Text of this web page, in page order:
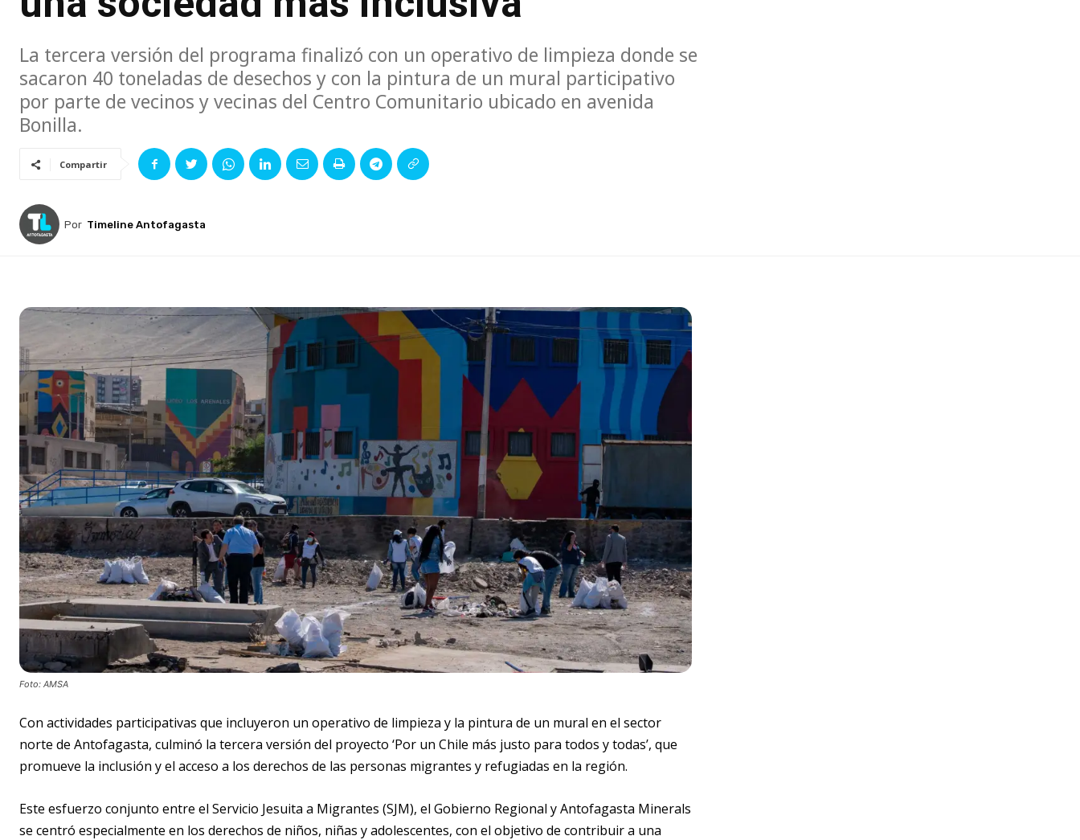
La tercera versión del programa finalizó con un operativo de limpieza donde se
sacaron 40 toneladas de desechos y con la pintura de un mural participativo
por parte de vecinos y vecinas del Centro Comunitario ubicado en avenida
Bonilla.
Compartir
Por Timeline Antofagasta
Foto: AMSA
Con actividades participativas que incluyeron un operativo de limpieza y la pintura de un mural en el sector
norte de Antofagasta, culminó la tercera versión del proyecto ‘Por un Chile más justo para todos y todas’, que
promueve la inclusión y el acceso a los derechos de las personas migrantes y refugiadas en la región.
Este esfuerzo conjunto entre el Servicio Jesuita a Migrantes (SJM), el Gobierno Regional y Antofagasta Minerals
se centró especialmente en los derechos de niños, niñas y adolescentes, con el objetivo de contribuir a una